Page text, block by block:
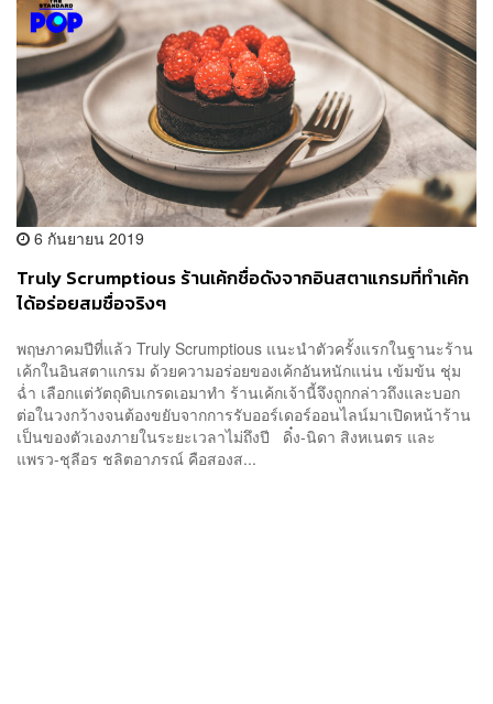
6 กันยายน 2019
Truly Scrumptious ร้านเค้กชื่อดังจากอินสตาแกรมที่ทำเค้ก
ได้อร่อยสมชื่อจริงๆ
พฤษภาคมปีที่แล้ว Truly Scrumptious แนะนำตัวครั้งแรกในฐานะร้าน
เค้กในอินสตาแกรม ด้วยความอร่อยของเค้กอันหนักแน่น เข้มข้น ชุ่ม
ฉ่ำ เลือกแต่วัตถุดิบเกรดเอมาทำ ร้านเค้กเจ้านี้จึงถูกกล่าวถึงและบอก
ต่อในวงกว้างจนต้องขยับจากการรับออร์เดอร์ออนไลน์มาเปิดหน้าร้าน
เป็นของตัวเองภายในระยะเวลาไม่ถึงปี ดิ๋ง-นิดา สิงหเนตร และ
แพรว-ชุลีอร ชลิตอาภรณ์ คือสองส...